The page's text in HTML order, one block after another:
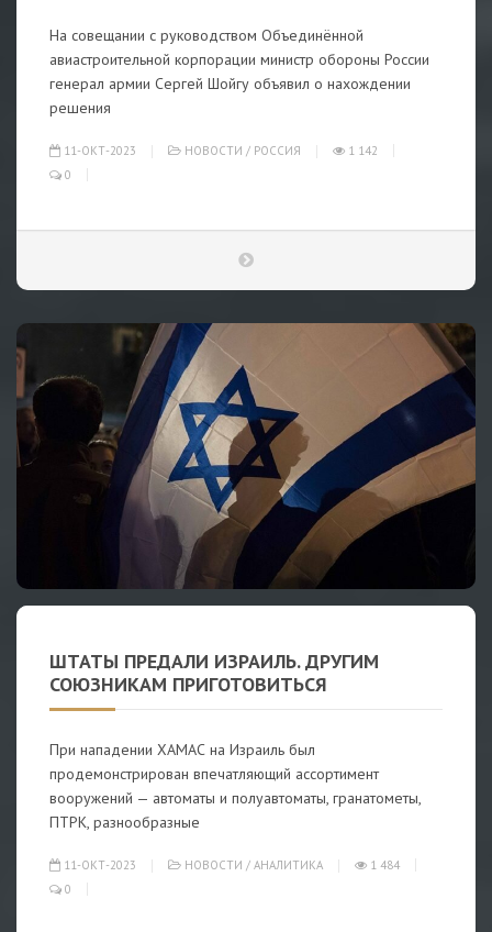
На совещании с руководством Объединённой
авиастроительной корпорации министр обороны России
генерал армии Сергей Шойгу объявил о нахождении
решения
11-ОКТ-2023 НОВОСТИ / РОССИЯ
1 142
0
ШТАТЫ ПРЕДАЛИ ИЗРАИЛЬ. ДРУГИМ
СОЮЗНИКАМ ПРИГОТОВИТЬСЯ
При нападении ХАМАС на Израиль был
продемонстрирован впечатляющий ассортимент
вооружений — автоматы и полуавтоматы, гранатометы,
ПТРК, разнообразные
11-ОКТ-2023 НОВОСТИ / АНАЛИТИКА
1 484
0